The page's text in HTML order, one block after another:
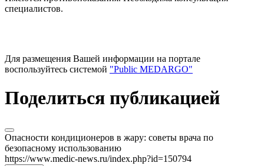
специалистов.
Для размещения Вашей информации на портале
воспользуйтесь системой "Public MEDARGO"
Поделиться публикацией
Опасности кондиционеров в жару: советы врача по
безопасному использованию
https://www.medic-news.ru/index.php?id=150794